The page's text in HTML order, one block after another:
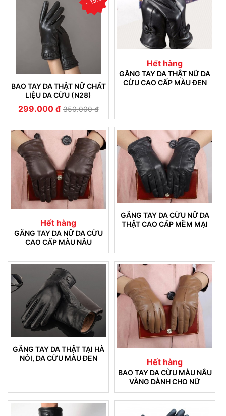
BAO TAY DA THẬT NỮ CHẤT
LIỆU DA CỪU (N28)
299.000 đ 350.000 đ
Hết hàng
GĂNG TAY DA THẬT NỮ DA
CỪU CAO CẤP MÀU ĐEN
Hết hàng
GĂNG TAY DA NỮ DA CỪU
CAO CẤP MÀU NÂU
GĂNG TAY DA CỪU NỮ DA
THẬT CAO CẤP MỀM MẠI
GĂNG TAY DA THẬT TẠI HÀ
NÔI, DA CỪU MÀU ĐEN
Hết hàng
BAO TAY DA CỪU MÀU NÂU
VÀNG DÀNH CHO NỮ